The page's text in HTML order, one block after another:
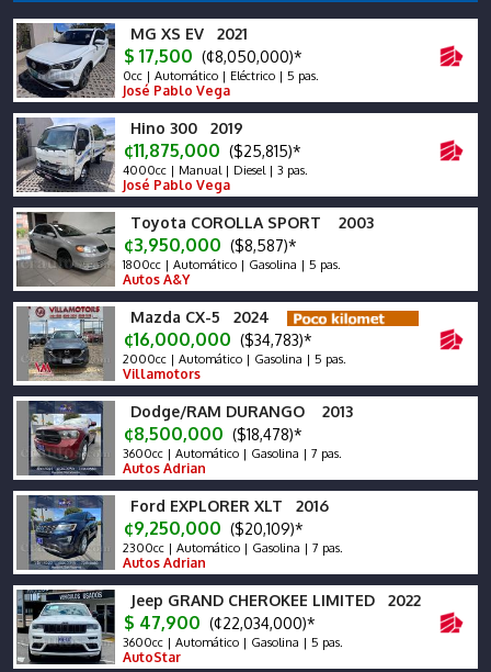
MG XS EV 2021
$ 17,500 (¢8,050,000)*
0cc | Automático | Eléctrico | 5 pas.
José Pablo Vega
Hino 300 2019
¢11,875,000 ($25,815)*
4000cc | Manual | Diesel | 3 pas.
José Pablo Vega
Toyota COROLLA SPORT 2003
¢3,950,000 ($8,587)*
1800cc | Automático | Gasolina | 5 pas.
Autos A&Y
Mazda CX-5 2024
¢16,000,000 ($34,783)*
2000cc | Automático | Gasolina | 5 pas.
Villamotors
Dodge/RAM DURANGO 2013
¢8,500,000 ($18,478)*
3600cc | Automático | Gasolina | 7 pas.
Autos Adrian
Ford EXPLORER XLT 2016
¢9,250,000 ($20,109)*
2300cc | Automático | Gasolina | 7 pas.
Autos Adrian
Jeep GRAND CHEROKEE LIMITED 2022
$ 47,900 (¢22,034,000)*
3600cc | Automático | Gasolina | 5 pas.
AutoStar